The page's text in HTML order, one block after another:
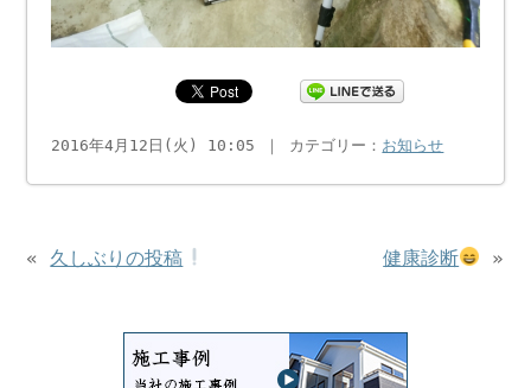
2016年4月12日(火) 10:05 ｜ カテゴリー： お知らせ
« 久しぶりの投稿 健康診断 »